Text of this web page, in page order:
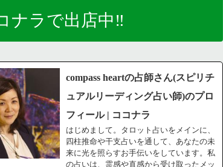
ナラで出店中‼️
compass heartの占師さん(スピリチ
ュアルリーディング占い師)のプロ
フィール | ココナラ
はじめまして。タロット占いをメインに、
四柱推命や干支占いを通して、あなたの未
来に光を照らすお手伝いをしています。私
の占いは、霊感や直感から受け取ったメッ